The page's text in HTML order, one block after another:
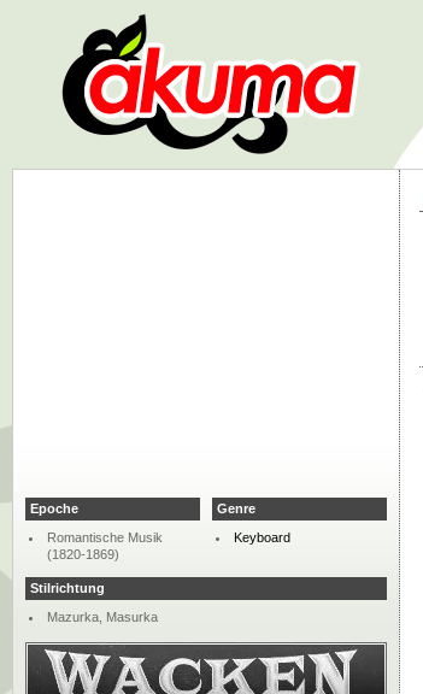
Epoche
Romantische Musik
(1820-1869)
Genre
Keyboard
Stilrichtung
Mazurka, Masurka